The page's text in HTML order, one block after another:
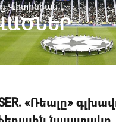
Վիտինիան է
«Ռեալը»